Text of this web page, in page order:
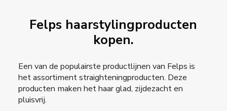
Felps haarstylingproducten
kopen.
Een van de populairste productlijnen van Felps is
het assortiment straighteningproducten. Deze
producten maken het haar glad, zijdezacht en
pluisvrij.